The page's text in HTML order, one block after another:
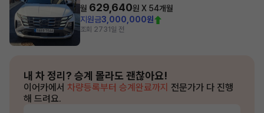
월 629,640원 X 54개월
지원금3,000,000원
조회 2731일 전
내 차 정리? 승계 몰라도 괜찮아요!
이어카에서 차량등록부터 승계완료까지 전문가가 다 진행
해 드려요.